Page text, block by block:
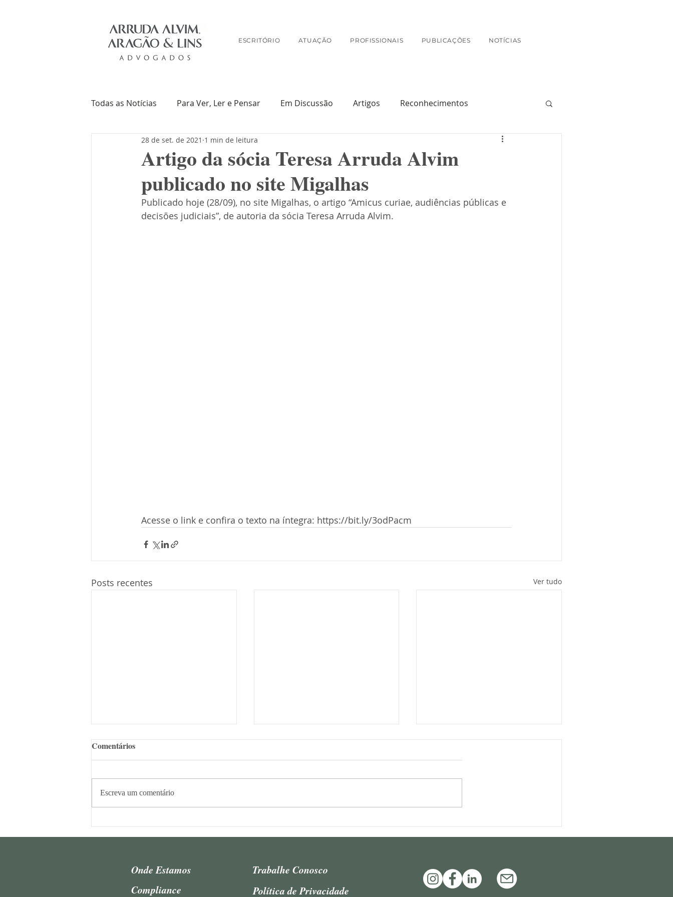
ESCRITÓRIO ATUAÇÃO PROFISSIONAIS PUBLICAÇÕES NOTÍCIAS
Todas as Notícias Para Ver, Ler e Pensar Em Discussão Artigos Reconhecimentos
Troca de Ideias Livros Na Mídia
Artigo da sócia Teresa Arruda Alvim
publicado no site Migalhas
28 de set. de 2021 1 min de leitura
Publicado hoje (28/09), no site Migalhas, o artigo “Amicus curiae, audiências públicas e
decisões judiciais”, de autoria da sócia Teresa Arruda Alvim.
Acesse o link e confira o texto na íntegra: https://bit.ly/3odPacm
Posts recentes Ver tudo
Sócios do AAAL participam
de coletânea sobre os 10 anos
"Precedenti nel civil law e nel
common law – Fenomeni
Arruda Alvim
Teresa Arruda Alvim critica
uso de precedentes para
Comentários
Escreva um comentário
Onde Estamos
Compliance
Trabalhe Conosco
Política de Privacidade